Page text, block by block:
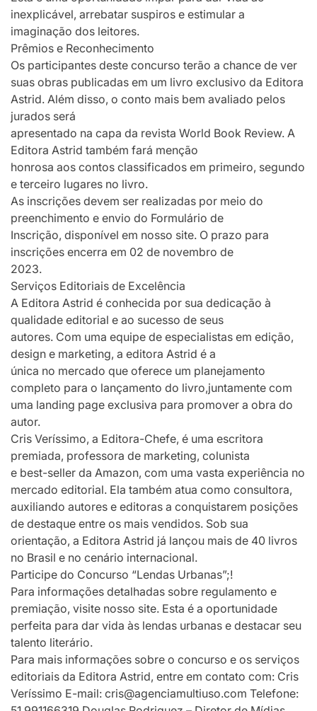
inexplicável, arrebatar suspiros e estimular a
imaginação dos leitores.
Prêmios e Reconhecimento
Os participantes deste concurso terão a chance de ver
suas obras publicadas em um livro exclusivo da Editora
Astrid. Além disso, o conto mais bem avaliado pelos
jurados será
apresentado na capa da revista World Book Review. A
Editora Astrid também fará menção
honrosa aos contos classificados em primeiro, segundo
e terceiro lugares no livro.
As inscrições devem ser realizadas por meio do
preenchimento e envio do Formulário de
Inscrição, disponível em nosso site. O prazo para
inscrições encerra em 02 de novembro de
2023.
Serviços Editoriais de Excelência
A Editora Astrid é conhecida por sua dedicação à
qualidade editorial e ao sucesso de seus
autores. Com uma equipe de especialistas em edição,
design e marketing, a editora Astrid é a
única no mercado que oferece um planejamento
completo para o lançamento do livro,juntamente com
uma landing page exclusiva para promover a obra do
autor.
Cris Veríssimo, a Editora-Chefe, é uma escritora
premiada, professora de marketing, colunista
e best-seller da Amazon, com uma vasta experiência no
mercado editorial. Ela também atua como consultora,
auxiliando autores e editoras a conquistarem posições
de destaque entre os mais vendidos. Sob sua
orientação, a Editora Astrid já lançou mais de 40 livros
no Brasil e no cenário internacional.
Participe do Concurso “Lendas Urbanas”;!
Para informações detalhadas sobre regulamento e
premiação, visite nosso site. Esta é a oportunidade
perfeita para dar vida às lendas urbanas e destacar seu
talento literário.
Para mais informações sobre o concurso e os serviços
editoriais da Editora Astrid, entre em contato com: Cris
Veríssimo E-mail: cris@agenciamultiuso.com Telefone: